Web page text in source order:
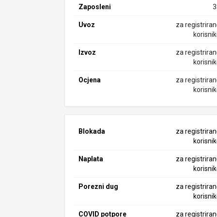
Zaposleni
Uvoz
za
Izvoz
za
Ocjena
za
Blokada
za
Naplata
za
Porezni dug
za
COVID potpore za